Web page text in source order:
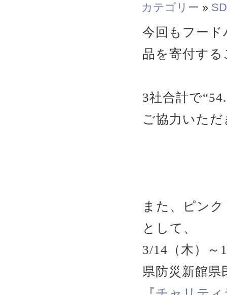
カテゴリー »
今回もフード
品を寄付す
3社合計で
ご協力いた
また、ピン
として、
3/14（木）～
県防災新館県